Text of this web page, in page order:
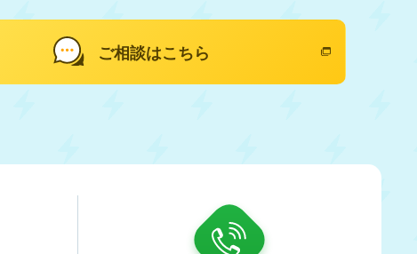
ご相談はこちら